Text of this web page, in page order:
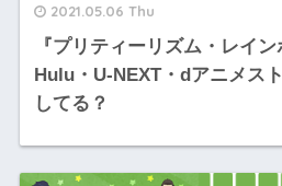
2021.05.06 Thu
『プリティーリズム・レイ
Hulu・U-NEXT・dアニメス
してる？